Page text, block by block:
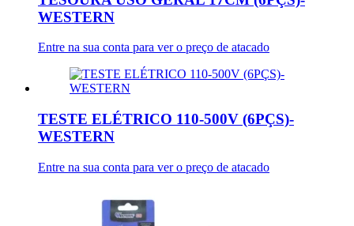
WESTERN
Entre na sua conta para ver o preço de atacado
TESTE ELÉTRICO 110-500V (6PÇS)-
WESTERN
Entre na sua conta para ver o preço de atacado